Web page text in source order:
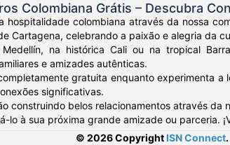
Colombiana Grátis – Descubra
hospitalidade colombiana através da nossa
Cartagena, celebrando a paixão e alegria da
na histórica Cali ou na tropical
e amizades autênticas.
gratuita enquanto experimenta
significativas.
construindo belos relacionamentos através da
lo à sua próxima grande amizade ou parceria.
© 2026 Copyright ISN Connect.